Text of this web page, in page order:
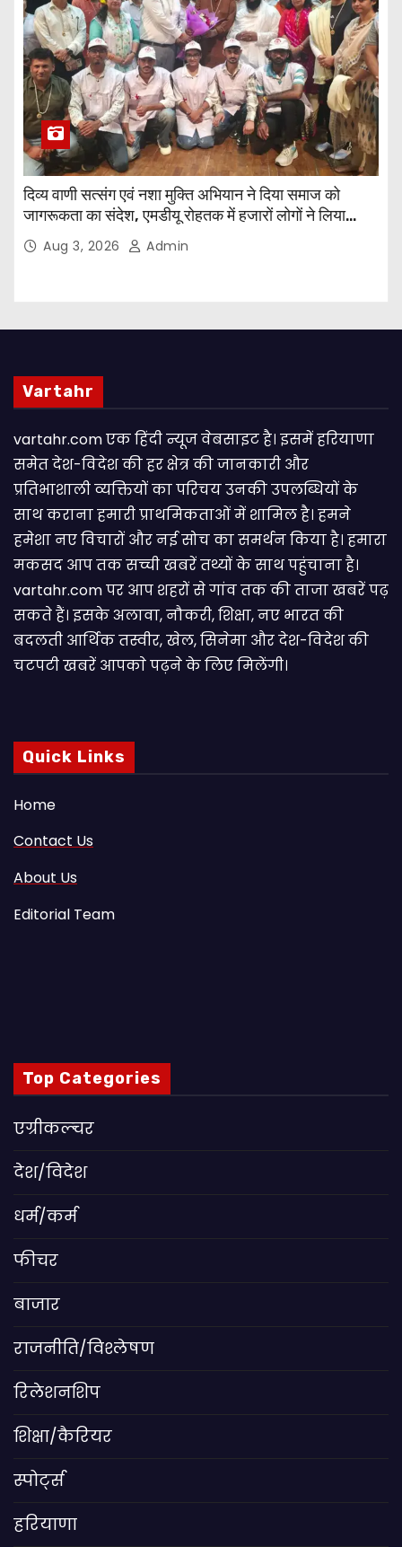
दिव्य वाणी सत्संग एवं नशा मुक्ति अभियान ने दिया समाज को
जागरूकता का संदेश, एमडीयू रोहतक में हजारों लोगों ने लिया
संकल्पAug 3, 2026 Admin
Vartahr
vartahr.com एक हिंदी न्यूज वेबसाइट है। इसमें हरियाणा
समेत देश-विदेश की हर क्षेत्र की जानकारी और
प्रतिभाशाली व्यक्तियों का परिचय उनकी उपलब्धियों के
साथ कराना हमारी प्राथमिकताओं में शामिल है। हमने
हमेशा नए विचारों और नई सोच का समर्थन किया है। हमारा
मकसद आप तक सच्ची खबरें तथ्यों के साथ पहुंचाना है।
vartahr.com पर आप शहरों से गांव तक की ताजा खबरें पढ़
सकते हैं। इसके अलावा, नौकरी, शिक्षा, नए भारत की
बदलती आर्थिक तस्वीर, खेल, सिनेमा और देश-विदेश की
चटपटी खबरें आपकाे पढ़ने के लिए मिलेंगी।
Quick Links
Home
Contact Us
About Us
Editorial Team
Top Categories
एग्रीकल्चर
देश/विदेश
धर्म/कर्म
फीचर
बाजार
राजनीति/विश्लेषण
रिलेशनशिप
शिक्षा/कैरियर
स्पोर्ट्स
हरियाणा